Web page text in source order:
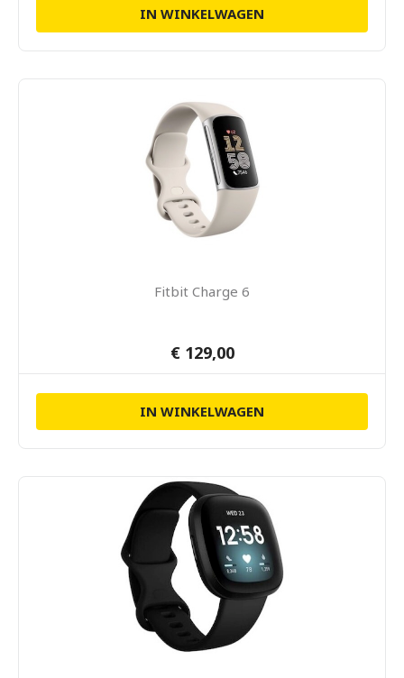
IN WINKELWAGEN
Fitbit Charge 6
€ 129,00
IN WINKELWAGEN